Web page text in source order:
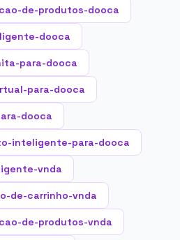
de-produtos-dooca
dooca
para-dooca
para-dooca
dooca
inteligente-para-dooca
vnda
de-carrinho-vnda
de-produtos-vnda